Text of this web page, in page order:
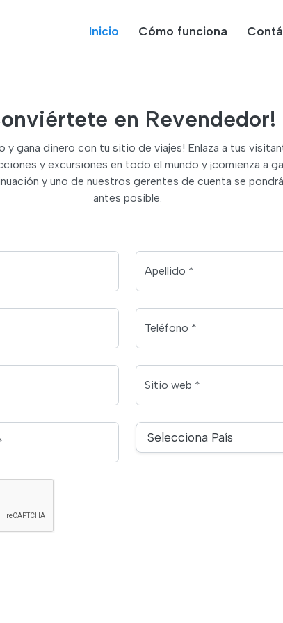
Inicio Cómo funciona
en Revendedor!
y gana dinero con tu sitio de viajes! Enlaza a tus
y excursiones en todo el mundo y ¡comienza a
y uno de nuestros gerentes de cuenta se
antes posible.
Apellido *
Teléfono *
Sitio web *
Selecciona País